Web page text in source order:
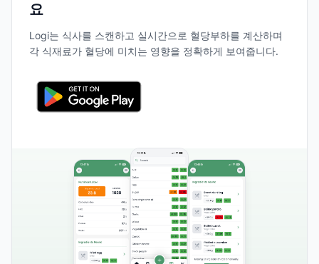
요
Logi는 식사를 스캔하고 실시간으로 혈당부하를 계산하며
각 식재료가 혈당에 미치는 영향을 정확하게 보여줍니다.